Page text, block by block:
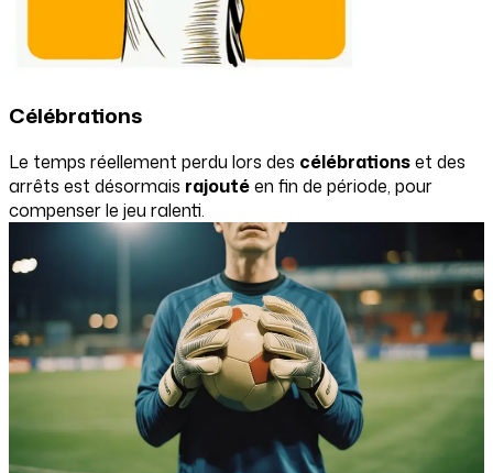
Célébrations
Le temps réellement perdu lors des célébrationset des
arrêts est désormais rajoutéen fin de période, pour
compenser le jeu ralenti.